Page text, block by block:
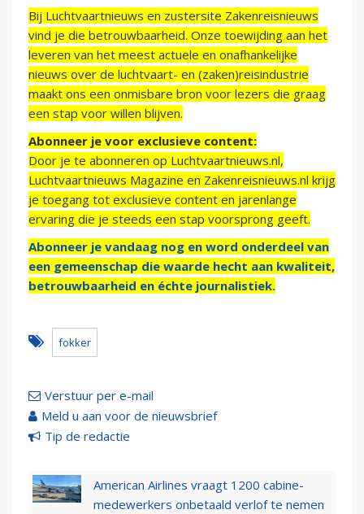
Bij Luchtvaartnieuws en zustersite Zakenreisnieuws
vind je die betrouwbaarheid. Onze toewijding aan het
leveren van het meest actuele en onafhankelijke
nieuws over de luchtvaart- en (zaken)reisindustrie
maakt ons een onmisbare bron voor lezers die graag
een stap voor willen blijven.
Abonneer je voor exclusieve content:
Door je te abonneren op Luchtvaartnieuws.nl,
Luchtvaartnieuws Magazine en Zakenreisnieuws.nl krijg
je toegang tot exclusieve content en jarenlange
ervaring die je steeds een stap voorsprong geeft.
Abonneer je vandaag nog en word onderdeel van
een gemeenschap die waarde hecht aan kwaliteit,
betrouwbaarheid en échte journalistiek.
fokker
Verstuur per e-mail
Meld u aan voor de nieuwsbrief
Tip de redactie
American Airlines vraagt 1200 cabine-
medewerkers onbetaald verlof te nemen